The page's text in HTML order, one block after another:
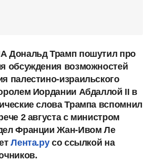
Дональд Трамп пошутил про
обсуждения возможностей
палестино-израильского
Иордании Абдаллой II в
слова Трампа вспомнил
2 августа с министром
Франции Жан-Ивом Ле
Лента.русо ссылкой на